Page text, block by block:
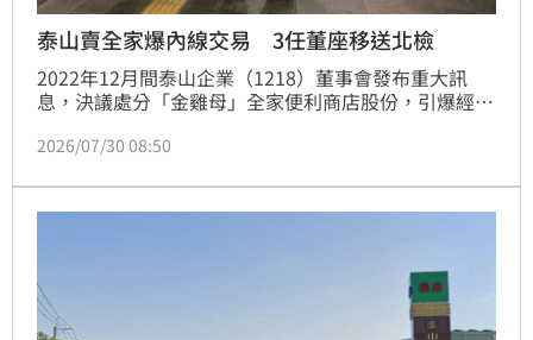
泰山賣全家爆內線交易 3任董座移送北檢
2022年12月間泰山企業（1218）董事會發布重大訊
息，決議處分「金雞母」全家便利商店股份，引爆經營
北市調查處兵分17路搜索，傳喚現任董事長劉偉龍及2
案說明，3任董座皆被移送北檢複訊。被媒體追問是否
有內線交易，詹景超回答「沒有。」
2026/07/30 08:50